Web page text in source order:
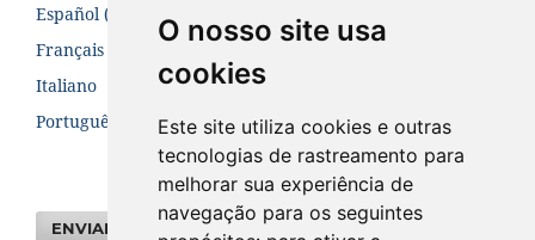
O nosso site usa
cookies
Este site utiliza cookies e outras
tecnologias de rastreamento para
melhorar sua experiência de
navegação para os seguintes
Español (España)
Français (Canada)
Italiano
Português (Brasil)
ENVIAR SUBMISSÃO